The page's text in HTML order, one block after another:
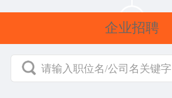
企业招聘
请输入职位名/公司名关键字